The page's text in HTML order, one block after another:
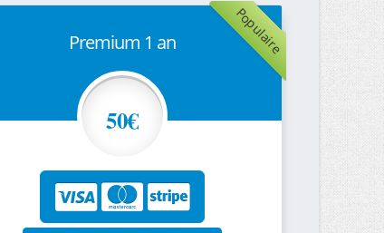
Populaire
Premium 1 an
50€